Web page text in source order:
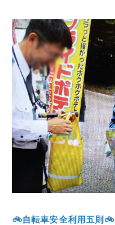
🚲自転車安全利用五則🚲